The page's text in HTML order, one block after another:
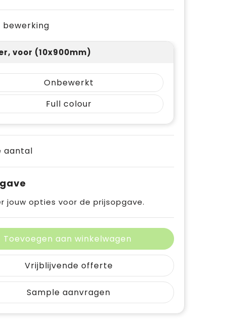
bewerking
voor (10x900mm)
Onbewerkt
Full colour
aantal
jouw opties voor de prijsopgave.
Toevoegen aan winkelwagen
Vrijblijvende offerte
Sample aanvragen